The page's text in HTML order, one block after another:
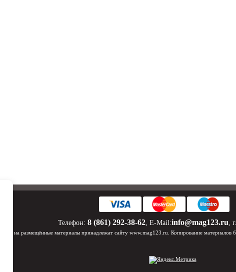
Телефон: 8 (861) 292-38-62, E-Mail:info@mag123.ru,
Права на размещённые материалы принадлежат сайту www.mag123.ru. Копирование материалов